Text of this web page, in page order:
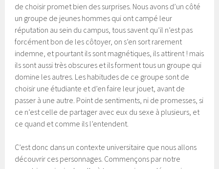
de choisir promet bien des surprises. Nous avons d’un côté
un groupe de jeunes hommes qui ont campé leur
réputation au sein du campus, tous savent qu’il n’est pas
forcément bon de les côtoyer, on s’en sort rarement
indemne, et pourtant ils sont magnétiques, ils attirent ! mais
ils sont aussi très obscures et ils forment tous un groupe qui
domine les autres. Les habitudes de ce groupe sont de
choisir une étudiante et d’en faire leur jouet, avant de
passer à une autre. Point de sentiments, ni de promesses, si
ce n’est celle de partager avec eux du sexe à plusieurs, et
ce quand et comme ils l’entendent.
C’est donc dans un contexte universitaire que nous allons
découvrir ces personnages. Commençons par notre